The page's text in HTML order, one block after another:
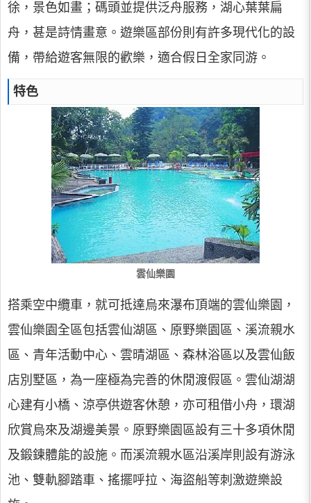
徐，景色如畫；碼頭並提供泛舟服務，湖心葉葉扁
舟，甚是詩情畫意。遊樂區部份則有許多現代化的設
備，帶給遊客無限的歡樂，適合假日全家同游。
特色
雲仙樂園
搭乘空中纜車，就可抵達烏來瀑布頂端的雲仙樂園，
雲仙樂園全區包括雲仙湖區、原野樂園區、溪流親水
區、青年活動中心、雲晴湖區、森林浴區以及雲仙飯
店別墅區，為一座極為完善的休閒渡假區。雲仙湖湖
心建有小橋、涼亭供遊客休憩，亦可租借小舟，環湖
欣賞烏來及湖邊美景。原野樂園區設有三十多項休閒
及鍛鍊體能的設施。而溪流親水區沿溪岸則設有游泳
池、雙軌腳踏車、搖擺呼拉、海盜船等刺激遊樂設